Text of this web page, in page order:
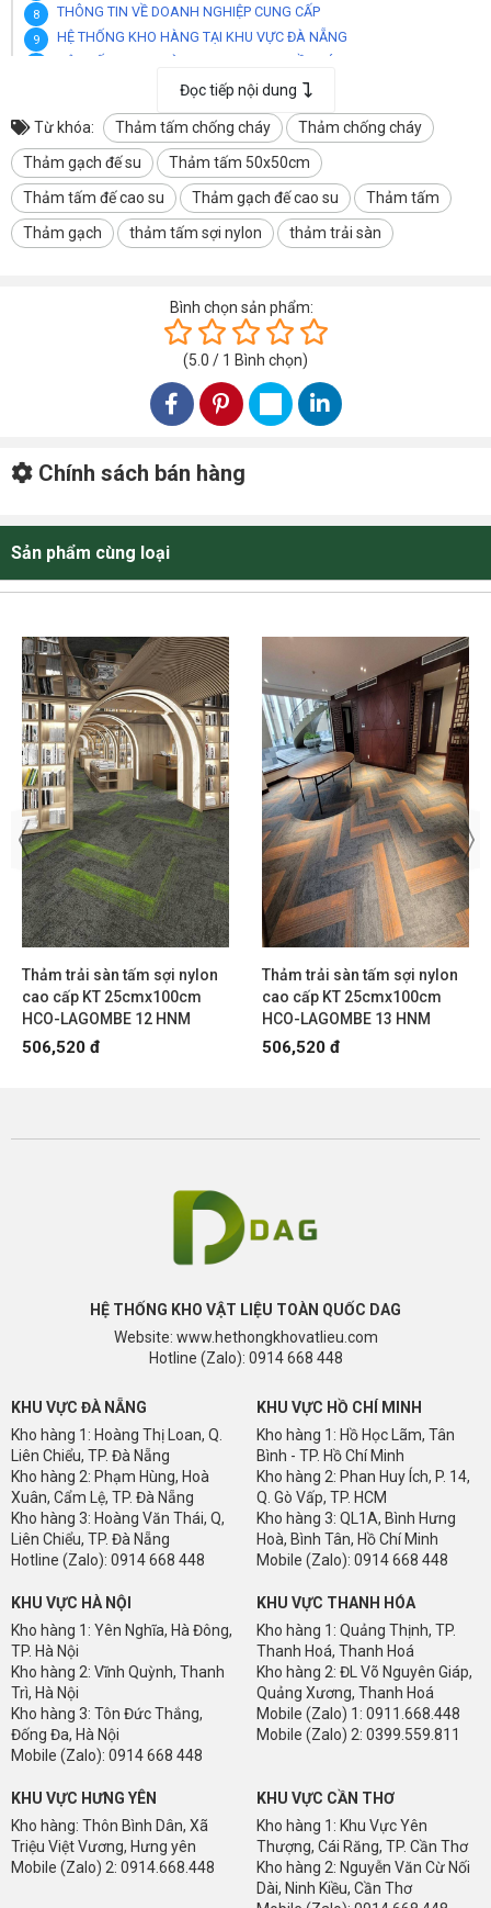
THÔNG TIN VỀ DOANH NGHIỆP CUNG CẤP
HỆ THỐNG KHO HÀNG TẠI KHU VỰC ĐÀ NẴNG
HỆ THỐNG KHO HÀNG TẠI KHU VỰC HỒ CHÍ MINH
HỆ THỐNG KHO HÀNG TẠI KHU VỰC HÀ NỘI
HỆ THỐNG KHO HÀNG TẠI KHU VỰC THANH HOÁ
HỆ THỐNG KHO TẠI KHU VỰC THÀNH PHỐ CẦN THƠ
HỆ THỐNG KHO TẠI TÂY NGUYÊN BUÔN MA THUỘT ĐẮK LẮK
HỆ THỐNG KHO TẠI KHU VỰC NHA TRANG KHÁNH HOÀ
HÌNH ẢNH THẢM TRẢI SÀN GẠCH ĐẾ SU SỢI NYLON GOM-
Đọc tiếp nội dung
Từ khóa: Thảm tấm chống cháy
Thảm chống cháy
Thảm gạch đế su
Thảm tấm 50x50cm
Thảm tấm đế cao su
Thảm gạch đế cao su
Thảm tấm
Thảm gạch
thảm tấm sợi nylon thảm trải sàn
Bình chọn sản phẩm:
(5.0 / 1 Bình chọn)
Chính sách bán hàng
Sản phẩm cùng loại
Thảm trải sàn tấm sợi nylon
cao cấp KT 25cmx100cm
HCO-LAGOMBE 12 HNM
506,520 đ
Thảm trải sàn tấm sợi nylon
cao cấp KT 25cmx100cm
HCO-LAGOMBE 13 HNM
506,520 đ
HỆ THỐNG KHO VẬT LIỆU TOÀN QUỐC DAG
Website: www.hethongkhovatlieu.com
Hotline (Zalo): 0914 668 448
KHU VỰC ĐÀ NẴNG
Kho hàng 1: Hoàng Thị Loan, Q.
Liên Chiểu, TP. Đà Nẵng
Kho hàng 2: Phạm Hùng, Hoà
Xuân, Cẩm Lệ, TP. Đà Nẵng
Kho hàng 3: Hoàng Văn Thái, Q,
Liên Chiểu, TP. Đà Nẵng
Hotline (Zalo): 0914 668 448
KHU VỰC HỒ CHÍ MINH
Kho hàng 1: Hồ Học Lãm, Tân
Bình - TP. Hồ Chí Minh
Kho hàng 2: Phan Huy Ích, P. 14,
Q. Gò Vấp, TP. HCM
Kho hàng 3: QL1A, Bình Hưng
Hoà, Bình Tân, Hồ Chí Minh
Mobile (Zalo): 0914 668 448
KHU VỰC HÀ NỘI
Kho hàng 1: Yên Nghĩa, Hà Đông,
TP. Hà Nội
Kho hàng 2: Vĩnh Quỳnh, Thanh
Trì, Hà Nội
Kho hàng 3: Tôn Đức Thắng,
Đống Đa, Hà Nội
Mobile (Zalo): 0914 668 448
KHU VỰC THANH HÓA
Kho hàng 1: Quảng Thịnh, TP.
Thanh Hoá, Thanh Hoá
Kho hàng 2: ĐL Võ Nguyên Giáp,
Quảng Xương, Thanh Hoá
Mobile (Zalo) 1: 0911.668.448
Mobile (Zalo) 2: 0399.559.811
KHU VỰC HƯNG YÊN
Kho hàng: Thôn Bình Dân, Xã
Triệu Việt Vương, Hưng yên
Mobile (Zalo) 2: 0914.668.448
KHU VỰC CẦN THƠ
Kho hàng 1: Khu Vực Yên
Thượng, Cái Răng, TP. Cần Thơ
Kho hàng 2: Nguyễn Văn Cừ Nối
Dài, Ninh Kiều, Cần Thơ